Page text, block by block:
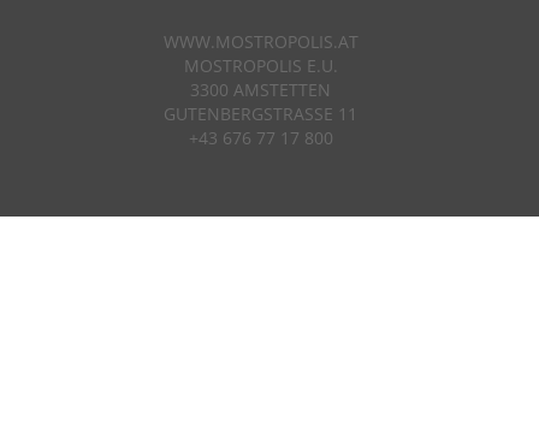
WWW.MOSTROPOLIS.AT
MOSTROPOLIS E.U.
3300 AMSTETTEN
GUTENBERGSTRASSE 11
+43 676 77 17 800